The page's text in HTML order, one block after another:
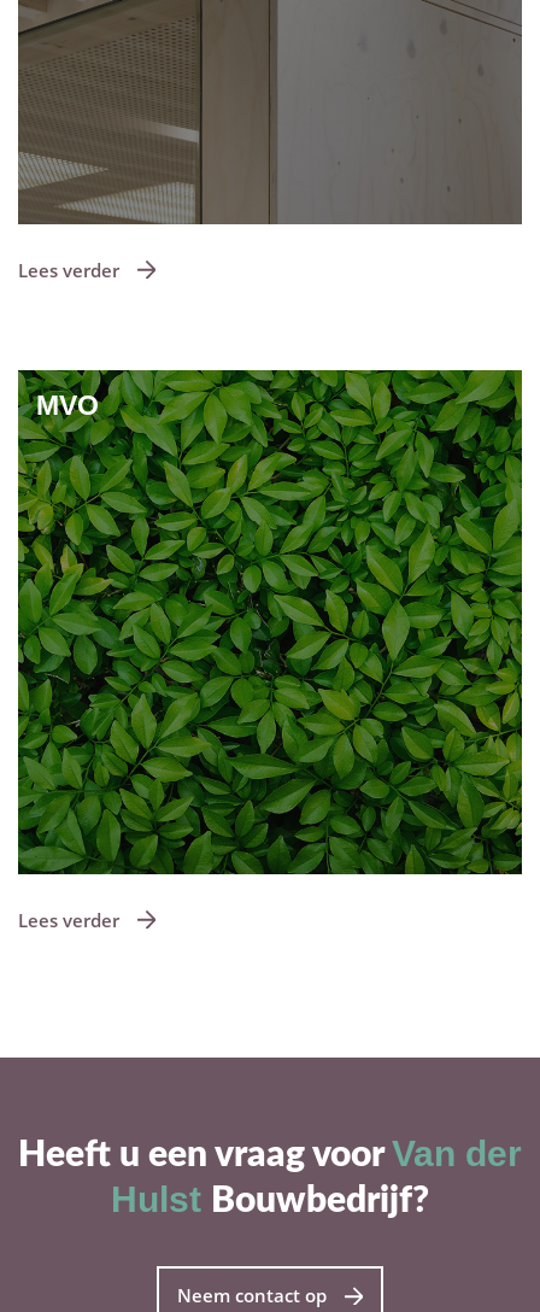
Lees verder
MVO
Lees verder
Heeft u een vraag voorVan der
Hulst Bouwbedrijf?
Neem contact op